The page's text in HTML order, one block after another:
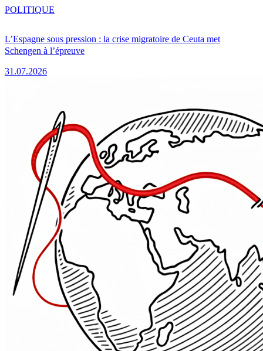
L’Espagne sous pression : la crise migratoire de Ceuta met
Schengen à l’épreuve
31.07.2026
POLITIQUE